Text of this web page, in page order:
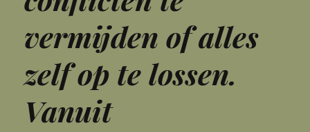
vermijden of alles
zelf op te lossen.
Vanuit